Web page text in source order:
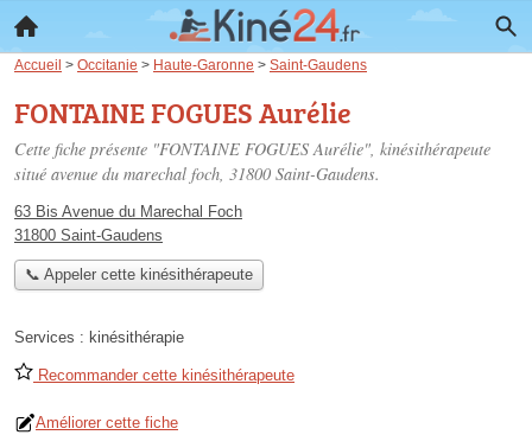
Accueil > Occitanie > Haute-Garonne > Saint-Gaudens
FONTAINE FOGUES Aurélie
Cette fiche présente "FONTAINE FOGUES Aurélie", kinésithérapeute
situé avenue du marechal foch, 31800 Saint-Gaudens.
63 Bis Avenue du Marechal Foch
31800 Saint-Gaudens
📞 Appeler cette kinésithérapeute
Services : kinésithérapie
Recommander cette kinésithérapeute
Améliorer cette fiche